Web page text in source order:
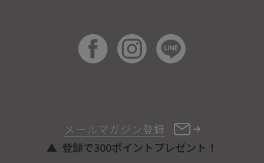
メールマガジン登録
登録で300ポイントプレゼント！